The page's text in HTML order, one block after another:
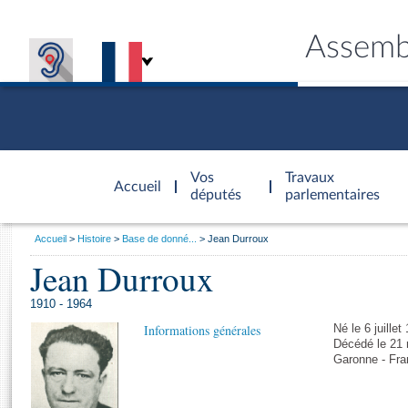
Accueil
d'accueil
Vos
députés
Travaux
parlementaires
Général
Vous
Accueil Histoire Base de donné... Jean Durroux
Jean Durroux
1910 - 1964
Informations générales
Né le 6 juillet
Décédé le 21
Garonne -